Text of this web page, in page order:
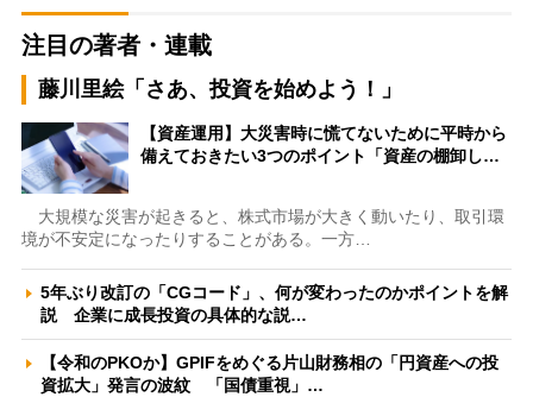
注目の著者・連載
藤川里絵「さあ、投資を始めよう！」
【資産運用】大災害時に慌てないために平時から
備えておきたい3つのポイント「資産の棚卸し…
大規模な災害が起きると、株式市場が大きく動いたり、取引環
境が不安定になったりすることがある。一方…
5年ぶり改訂の「CGコード」、何が変わったのかポイントを解
説 企業に成長投資の具体的な説…
【令和のPKOか】GPIFをめぐる片山財務相の「円資産への投
資拡大」発言の波紋 「国債重視」…